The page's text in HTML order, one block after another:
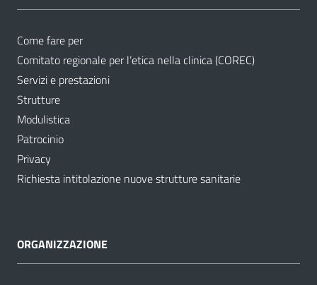
Come fare per
Comitato regionale per l’etica nella clinica (COREC)
Servizi e prestazioni
Strutture
Modulistica
Patrocinio
Privacy
Richiesta intitolazione nuove strutture sanitarie
ORGANIZZAZIONE